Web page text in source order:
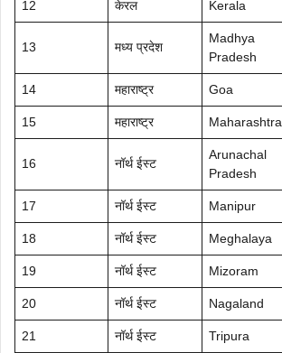
12 केरल Kerala
13 मध्य प्रदेश
Madhya
Pradesh
14 महाराष्ट्र Goa
15 महाराष्ट्र Maharashtra
16 नॉर्थ ईस्ट
Arunachal
Pradesh
17 नॉर्थ ईस्ट Manipur
18 नॉर्थ ईस्ट Meghalaya
19 नॉर्थ ईस्ट Mizoram
20 नॉर्थ ईस्ट Nagaland
21 नॉर्थ ईस्ट Tripura